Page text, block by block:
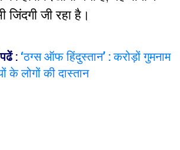
जी रहा है।
: ‘ठग्स ऑफ हिंदुस्तान’ : करोड़ों गुमनाम
के लोगों की दास्तान